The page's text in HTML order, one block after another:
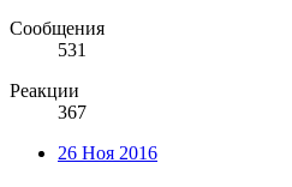
Сообщения
531
Реакции
367
26 Ноя 2016